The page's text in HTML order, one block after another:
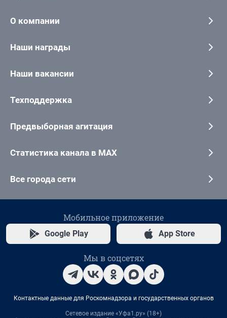
О компании
Наши награды
Наши вакансии
Техподдержка
Предвыборная агитация
Статистика канала в MAX
Все города сети
Мобильное приложение
Google Play App Store
Мы в соцсетях
Контактные данные для Роскомнадзора и государственных органов
Сетевое издание «Уфа1.ру» (18+)